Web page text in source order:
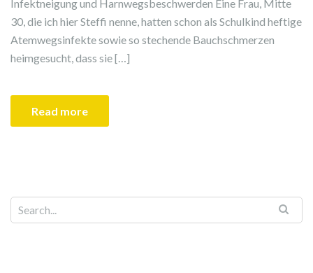
Infektneigung und Harnwegsbeschwerden Eine Frau, Mitte
30, die ich hier Steffi nenne, hatten schon als Schulkind heftige
Atemwegsinfekte sowie so stechende Bauchschmerzen
heimgesucht, dass sie […]
Read more
Search for: